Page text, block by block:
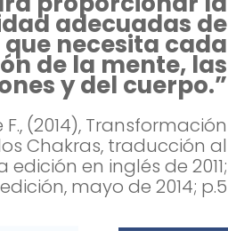
adecuadas de
necesita cada
de la mente, las
y del cuerpo.”
(2014), Transformación
Chakras, traducción al
en inglés de 2011;
mayo de 2014; p.5